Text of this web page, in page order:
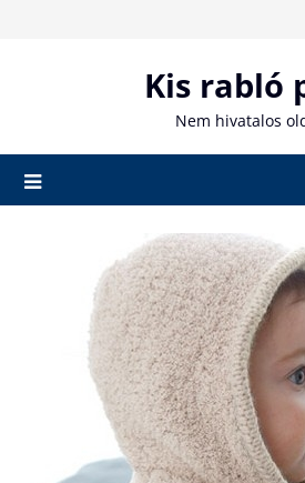
Kis rabló
Nem hivatalos